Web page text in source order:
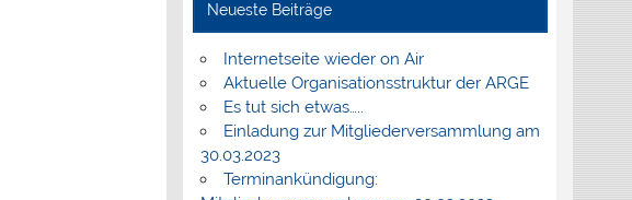
Neueste Beiträge
Internetseite wieder on Air
Aktuelle Organisationsstruktur der ARGE
Es tut sich etwas…..
Einladung zur Mitgliederversammlung am
30.03.2023
Terminankündigung: